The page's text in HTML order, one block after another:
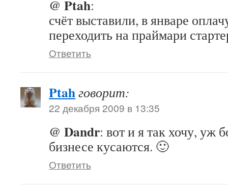
@ Ptah:
счёт выставили, в январе
переходить на праймари
Ответить
Ptahговорит:
22 декабря 2009 в 13:35
@ Dandr: вот и я так хочу, уж
бизнесе кусаются. 🙂
Ответить